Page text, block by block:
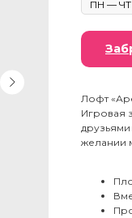
Лофт
Игровая
желании